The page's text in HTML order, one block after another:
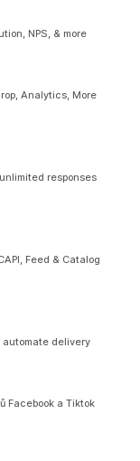
NPS, & more
Analytics, More
responses
Feed & Catalog
automate delivery
Facebook a Tiktok